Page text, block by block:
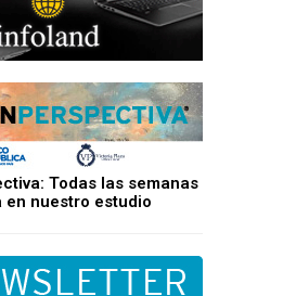
Todas las semanas
en nuestro estudio